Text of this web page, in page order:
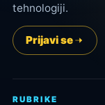
tehnologiji.
Prijavi se
RUBRIKE